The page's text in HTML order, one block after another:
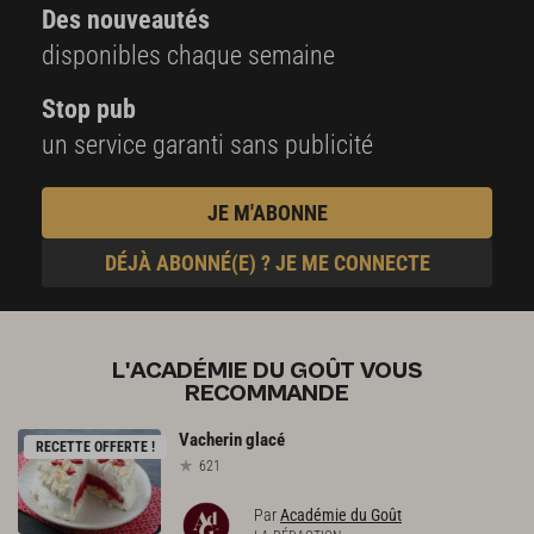
Des nouveautés
disponibles chaque semaine
Stop pub
un service garanti sans publicité
JE M'ABONNE
DÉJÀ ABONNÉ(E) ? JE ME CONNECTE
L'ACADÉMIE DU GOÛT VOUS
RECOMMANDE
RECETTE OFFERTE ! Vacheringlacé
621
ParAcadémie du Goût